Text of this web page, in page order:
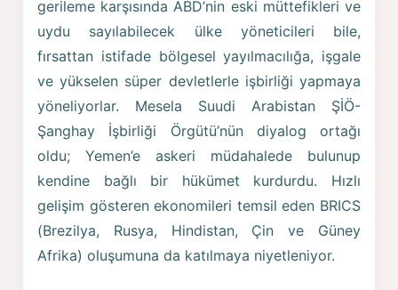
gerileme karşısında ABD’nin eski müttefikleri ve
uydu sayılabilecek ülke yöneticileri bile,
fırsattan istifade bölgesel yayılmacılığa, işgale
ve yükselen süper devletlerle işbirliği yapmaya
yöneliyorlar. Mesela Suudi Arabistan ŞİÖ-
Şanghay İşbirliği Örgütü’nün diyalog ortağı
oldu; Yemen’e askeri müdahalede bulunup
kendine bağlı bir hükümet kurdurdu. Hızlı
gelişim gösteren ekonomileri temsil eden BRICS
(Brezilya, Rusya, Hindistan, Çin ve Güney
Afrika) oluşumuna da katılmaya niyetleniyor.